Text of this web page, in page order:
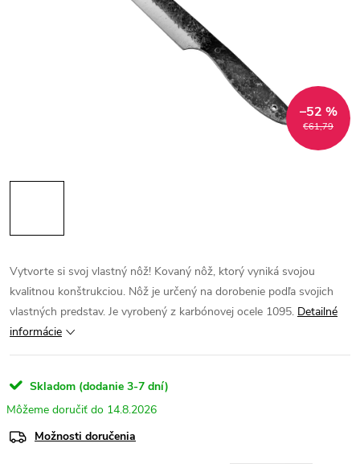
€61,79
–52 %
Vytvorte si svoj vlastný nôž! Kovaný nôž, ktorý vyniká svojou
kvalitnou konštrukciou. Nôž je určený na dorobenie podľa svojich
vlastných predstav. Je vyrobený z karbónovej ocele 1095. Detailné
informácie
Skladom (dodanie 3-7 dní)
14.8.2026
Možnosti doručenia